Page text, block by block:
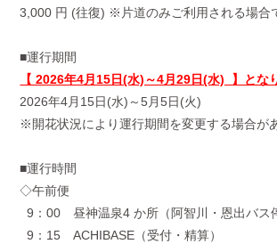
3,000 円 (往復) ※片道のみご利用される場合
■運行期間
【 2026年4月15日(水)～4月29日(水) 】とな
2026年4月15日(水)～5月5日(火)
※開花状況により運行期間を変更する場合が
■運行時間
◇午前便
9：00 昼神温泉4 か所（阿智川・恩出バス
9：15 ACHIBASE（受付・精算）